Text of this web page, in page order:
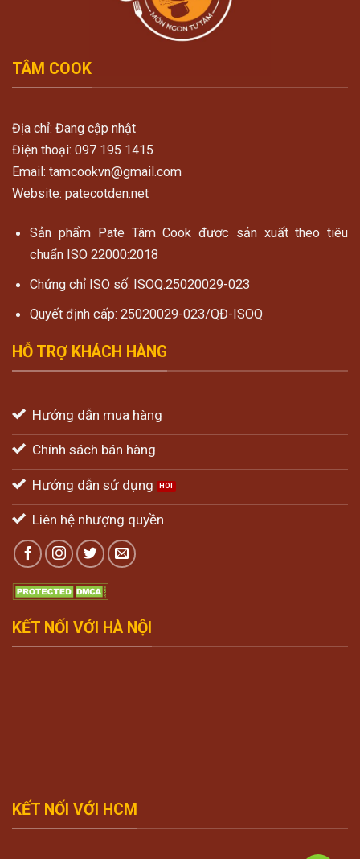
TÂM COOK
Địa chỉ: Đang cập nhật
Điện thoại: 097 195 1415
Email: tamcookvn@gmail.com
Website: patecotden.net
Sản phẩm Pate Tâm Cook đươc sản xuất theo tiêu
chuẩn ISO 22000:2018
Chứng chỉ ISO số: ISOQ.25020029-023
Quyết định cấp: 25020029-023/QĐ-ISOQ
HỖ TRỢ KHÁCH HÀNG
Hướng dẫn mua hàng
Chính sách bán hàng
Hướng dẫn sử dụng
Liên hệ nhượng quyền
KẾT NỐI VỚI HÀ NỘI
KẾT NỐI VỚI HCM